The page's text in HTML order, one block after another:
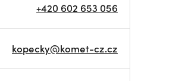
+420 602 653 056
kopecky@komet-cz.cz